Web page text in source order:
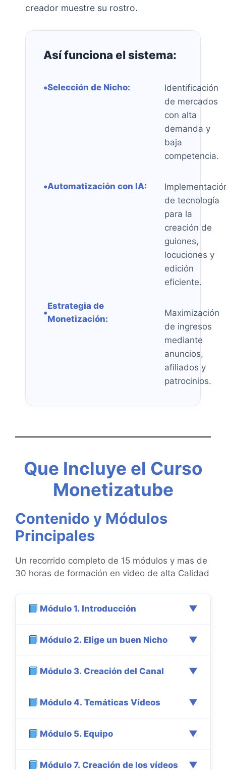
creador muestre su rostro.
Así funciona el sistema:
•Selección de Nicho:
Identificación
de mercados
con alta
demanda y
baja
competencia.
•Automatización con IA:
de tecnología
para la
creación de
guiones,
locuciones y
edición
eficiente.
•
Estrategia de
Monetización:
Maximización
de ingresos
mediante
anuncios,
afiliados y
patrocinios.
Que Incluye el Curso
Monetizatube
Contenido y Módulos
Principales
Un recorrido completo de 15 módulos y mas de
30 horas de formación en video de alta Calidad
Módulo 1. Introducción ▼
Bienvenido a MonetizaTube: aquí
Metodología del curso: trazado del
Mentalidad correcta para hacer de
Módulo 2. Elige un buen Nicho ▼
Aspectos esenciales: balance entre
Análisis de la competencia: qué hacen
Importancia del idioma y complejidad
Público objetivo: a quién van dirigidos
Módulo 3. Creación del Canal ▼
Cómo crear un canal atractivo desde
Aprende a moverte por tu Canal y
Módulo 4. Temáticas Vídeos ▼
Selección de los vídeos que vas a
Vídeos Evergreen para recibir visitas
Módulo 5. Equipo ▼
Busca tu equipo en plataformas de
Módulo 7. Creación de los vídeos ▼